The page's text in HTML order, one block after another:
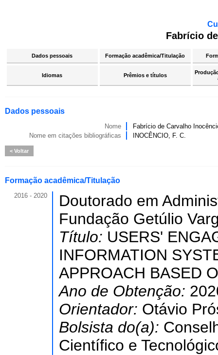
Fabrício
Dados pessoais Formação acadêmica/Titulação
Idiomas Prêmios e títulos
Dados pessoais
Nome
Fabrício de Carvalho
Nome em citações bibliográficas
INOCÊNCIO, F. C.
Voltar
Formação acadêmica/Titulação
2016 - 2020
Doutorado em
Fundação Getúlio
Título: USERS'
INFORMATION
APPROACH BASED
Ano de Obtenção:
Orientador: Otávio
Bolsista do(a):
Científico e